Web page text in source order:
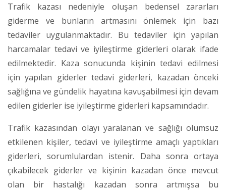
Trafik kazası nedeniyle oluşan bedensel zararları
giderme ve bunların artmasını önlemek için bazı
tedaviler uygulanmaktadır. Bu tedaviler için yapılan
harcamalar tedavi ve iyileştirme giderleri olarak ifade
edilmektedir. Kaza sonucunda kişinin tedavi edilmesi
için yapılan giderler tedavi giderleri, kazadan önceki
sağlığına ve gündelik hayatına kavuşabilmesi için devam
edilen giderler ise iyileştirme giderleri kapsamındadır.
Trafik kazasından olayı yaralanan ve sağlığı olumsuz
etkilenen kişiler, tedavi ve iyileştirme amaçlı yaptıkları
giderleri, sorumlulardan istenir. Daha sonra ortaya
çıkabilecek giderler ve kişinin kazadan önce mevcut
olan bir hastalığı kazadan sonra artmışsa bu